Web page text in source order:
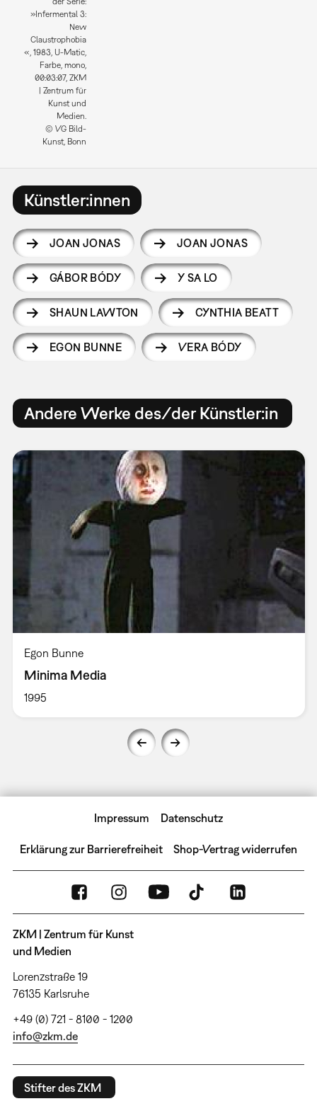
»Infermental 3:
New
Claustrophobia
«, 1983, U-Matic,
Farbe, mono,
00:03:07, ZKM
| Zentrum für
Kunst und
Medien.
© VG Bild-
Kunst, Bonn
Künstler:innen
JOAN JONAS JOAN JONAS
GÁBOR BÓDY Y SA LO
SHAUN LAWTON CYNTHIA BEATT
EGON BUNNE VERA BÓDY
Andere Werke des/der Künstler:in
Egon Bunne
Minima Media
1995
Impressum Datenschutz
Erklärung zur Barrierefreiheit Shop-Vertrag widerrufen
ZKM | Zentrum für Kunst
und Medien
Lorenzstraße 19
76135 Karlsruhe
+49 (0) 721 - 8100 - 1200
info@zkm.de
Stifter des ZKM